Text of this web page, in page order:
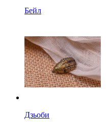
Бейл
Дзьоби